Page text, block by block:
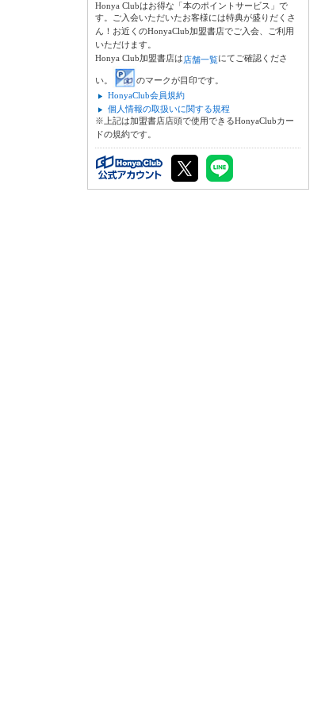
Honya Clubはお得な「本のポイントサービス」で
す。ご入会いただいたお客様には特典が盛りだくさ
ん！お近くのHonyaClub加盟書店でご入会、ご利用
いただけます。
Honya Club加盟書店は店舗一覧にてご確認くださ
い。
のマークが目印です。
HonyaClub会員規約
個人情報の取扱いに関する規程
※上記は加盟書店店頭で使用できるHonyaClubカー
ドの規約です。